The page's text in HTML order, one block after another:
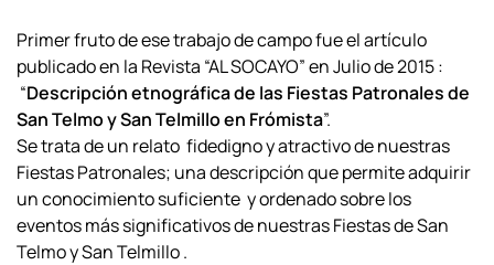
Primer fruto de ese trabajo de campo fue el artículo
publicado en la Revista “AL SOCAYO” en Julio de 2015 :
“Descripción etnográfica de las Fiestas Patronales de
San Telmo y San Telmillo en Frómista”.
Se trata de un relato fidedigno y atractivo de nuestras
Fiestas Patronales; una descripción que permite adquirir
un conocimiento suficiente y ordenado sobre los
eventos más significativos de nuestras Fiestas de San
Telmo y San Telmillo .